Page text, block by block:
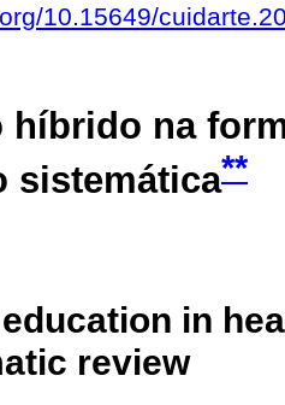
10.15649/
híbrido na
sistemática**
in
review